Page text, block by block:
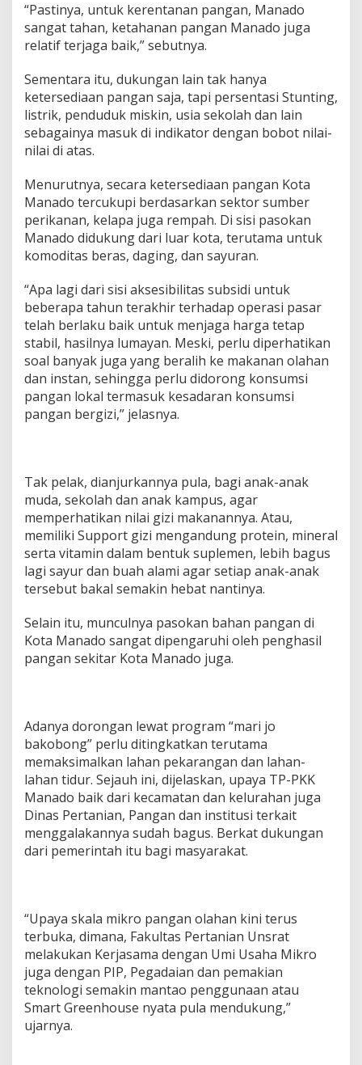
“Pastinya, untuk kerentanan pangan, Manado
sangat tahan, ketahanan pangan Manado juga
relatif terjaga baik,” sebutnya.
Sementara itu, dukungan lain tak hanya
ketersediaan pangan saja, tapi persentasi Stunting,
listrik, penduduk miskin, usia sekolah dan lain
sebagainya masuk di indikator dengan bobot nilai-
nilai di atas.
Menurutnya, secara ketersediaan pangan Kota
Manado tercukupi berdasarkan sektor sumber
perikanan, kelapa juga rempah. Di sisi pasokan
Manado didukung dari luar kota, terutama untuk
komoditas beras, daging, dan sayuran.
“Apa lagi dari sisi aksesibilitas subsidi untuk
beberapa tahun terakhir terhadap operasi pasar
telah berlaku baik untuk menjaga harga tetap
stabil, hasilnya lumayan. Meski, perlu diperhatikan
soal banyak juga yang beralih ke makanan olahan
dan instan, sehingga perlu didorong konsumsi
pangan lokal termasuk kesadaran konsumsi
pangan bergizi,” jelasnya.
Tak pelak, dianjurkannya pula, bagi anak-anak
muda, sekolah dan anak kampus, agar
memperhatikan nilai gizi makanannya. Atau,
memiliki Support gizi mengandung protein, mineral
serta vitamin dalam bentuk suplemen, lebih bagus
lagi sayur dan buah alami agar setiap anak-anak
tersebut bakal semakin hebat nantinya.
Selain itu, munculnya pasokan bahan pangan di
Kota Manado sangat dipengaruhi oleh penghasil
pangan sekitar Kota Manado juga.
Adanya dorongan lewat program “mari jo
bakobong” perlu ditingkatkan terutama
memaksimalkan lahan pekarangan dan lahan-
lahan tidur. Sejauh ini, dijelaskan, upaya TP-PKK
Manado baik dari kecamatan dan kelurahan juga
Dinas Pertanian, Pangan dan institusi terkait
menggalakannya sudah bagus. Berkat dukungan
dari pemerintah itu bagi masyarakat.
“Upaya skala mikro pangan olahan kini terus
terbuka, dimana, Fakultas Pertanian Unsrat
melakukan Kerjasama dengan Umi Usaha Mikro
juga dengan PIP, Pegadaian dan pemakian
teknologi semakin mantao penggunaan atau
Smart Greenhouse nyata pula mendukung,”
ujarnya.